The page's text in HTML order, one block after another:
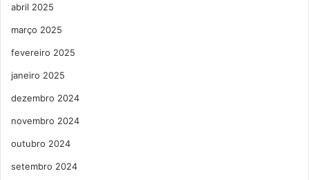
abril 2025
março 2025
fevereiro 2025
janeiro 2025
dezembro 2024
novembro 2024
outubro 2024
setembro 2024